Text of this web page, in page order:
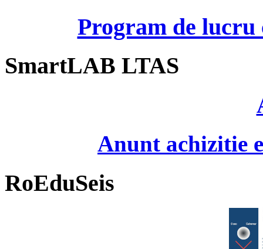
Program de
SmartLAB LTAS
Anunt achizitie
RoEduSeis